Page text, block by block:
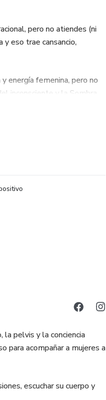
pero no atiendes (ni
eso trae cansancio,
energía femenina, pero no
inconsciente y la Sombra,
la pelvis y la conciencia
para acompañar a mujeres a
escuchar su cuerpo y